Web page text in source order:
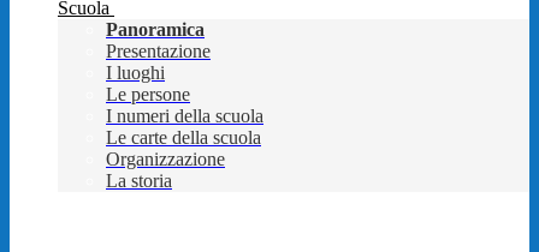
Scuola
Panoramica
Presentazione
I luoghi
Le persone
I numeri della scuola
Le carte della scuola
Organizzazione
La storia